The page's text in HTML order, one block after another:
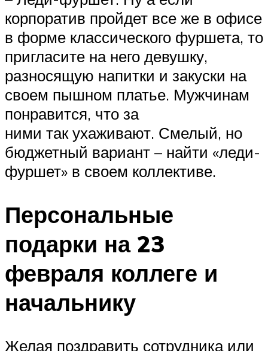
корпоратив пройдет все же в офисе
в форме классического фуршета, то
пригласите на него девушку,
разносящую напитки и закуски на
своем пышном платье. Мужчинам
понравится, что за
ними так ухаживают. Смелый, но
бюджетный вариант – найти «леди-
фуршет» в своем коллективе.
Персональные
подарки на 23
февраля коллеге и
начальнику
Желая поздравить сотрудника или